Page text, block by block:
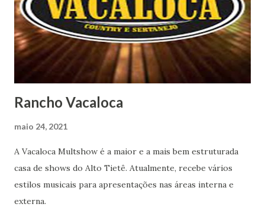
Rancho Vacaloca
maio 24, 2021
A Vacaloca Multshow é a maior e a mais bem estruturada
casa de shows do Alto Tietê. Atualmente, recebe vários
estilos musicais para apresentações nas áreas interna e
externa.